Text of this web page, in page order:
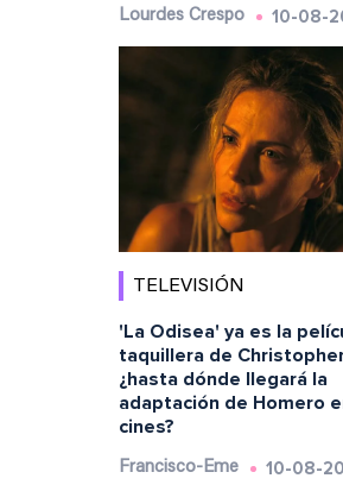
Lourdes Crespo 10-08-
TELEVISIÓN
'La Odisea' ya es la
taquillera de
¿hasta dónde llegará la
adaptación de Homero
cines?
Francisco-Eme 10-08-